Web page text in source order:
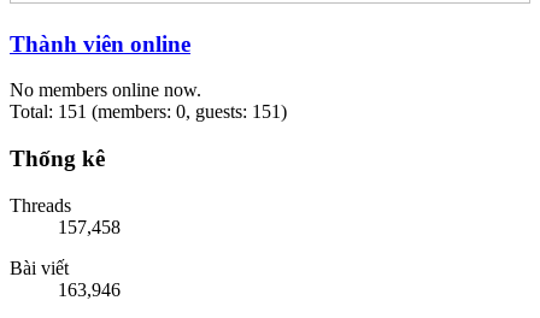
Thành viên online
No members online now.
Total: 151 (members: 0, guests: 151)
Thống kê
Threads
157,458
Bài viết
163,946